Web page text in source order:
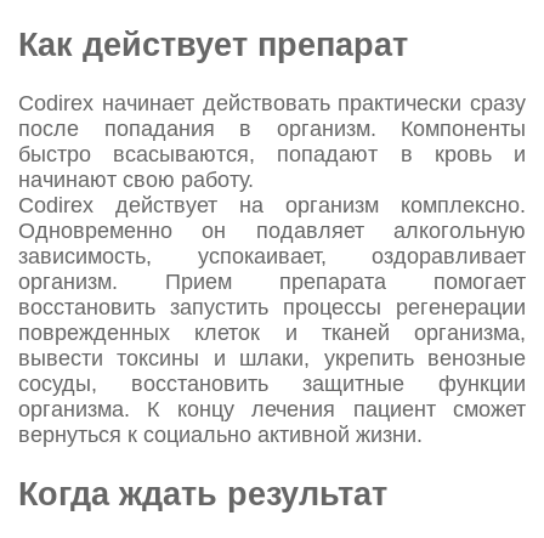
Как действует препарат
Codirex начинает действовать практически сразу
после попадания в организм. Компоненты
быстро всасываются, попадают в кровь и
начинают свою работу.
Codirex действует на организм комплексно.
Одновременно он подавляет алкогольную
зависимость, успокаивает, оздоравливает
организм. Прием препарата помогает
восстановить запустить процессы регенерации
поврежденных клеток и тканей организма,
вывести токсины и шлаки, укрепить венозные
сосуды, восстановить защитные функции
организма. К концу лечения пациент сможет
вернуться к социально активной жизни.
Когда ждать результат